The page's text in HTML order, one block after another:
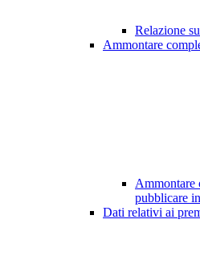
Relazione
Ammontare
Ammontare
pubblicare
Dati relativi ai